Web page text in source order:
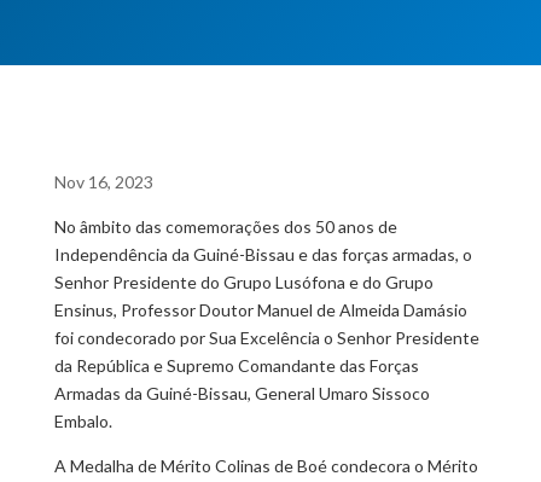
Nov 16, 2023
No âmbito das comemorações dos 50 anos de
Independência da Guiné-Bissau e das forças armadas, o
Senhor Presidente do Grupo Lusófona e do Grupo
Ensinus, Professor Doutor Manuel de Almeida Damásio
foi condecorado por Sua Excelência o Senhor Presidente
da República e Supremo Comandante das Forças
Armadas da Guiné-Bissau, General Umaro Sissoco
Embalo.
A Medalha de Mérito Colinas de Boé condecora o Mérito